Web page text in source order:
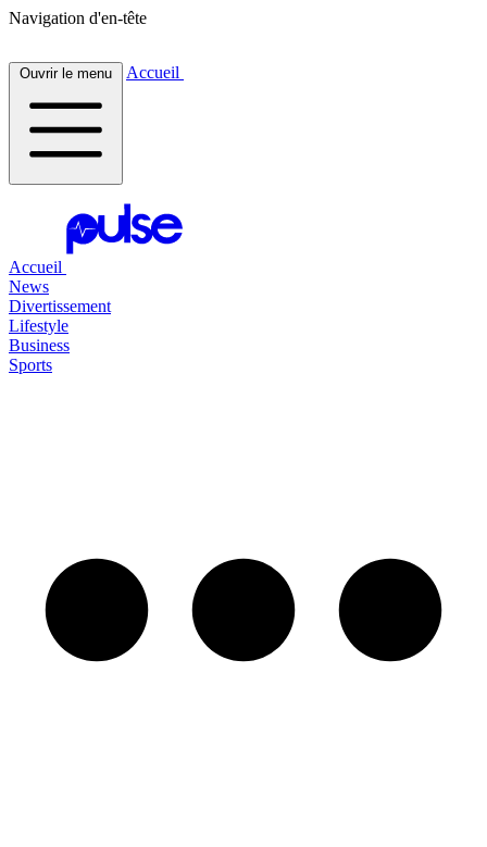
Navigation d'en-tête
Ouvrir le menu Accueil
Accueil
News
Divertissement
Lifestyle
Business
Sports